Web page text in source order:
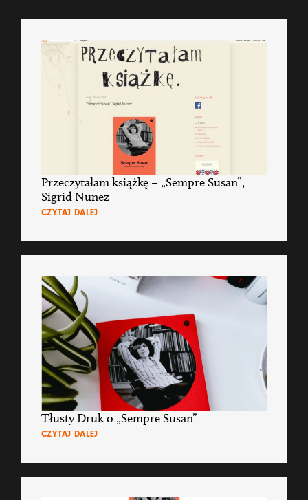
Przeczytałam książkę – „Sempre Susan”,
Sigrid Nunez
CZYTAJ DALEJ
Tłusty Druk o „Sempre Susan”
CZYTAJ DALEJ